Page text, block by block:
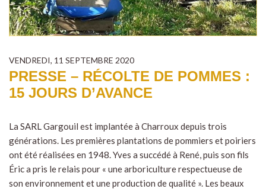
VENDREDI, 11 SEPTEMBRE 2020
PRESSE – RÉCOLTE DE POMMES :
15 JOURS D’AVANCE
La SARL Gargouil est implantée à Charroux depuis trois
générations. Les premières plantations de pommiers et poiriers
ont été réalisées en 1948. Yves a succédé à René, puis son fils
Éric a pris le relais pour « une arboriculture respectueuse de
son environnement et une production de qualité ». Les beaux